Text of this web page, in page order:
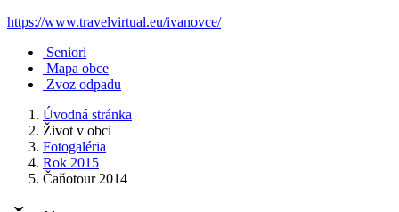
https://www.travelvirtual.eu/ivanovce/
Seniori
Mapa obce
Zvoz odpadu
Úvodná stránka
Život v obci
Fotogaléria
Rok 2015
Čaňotour 2014